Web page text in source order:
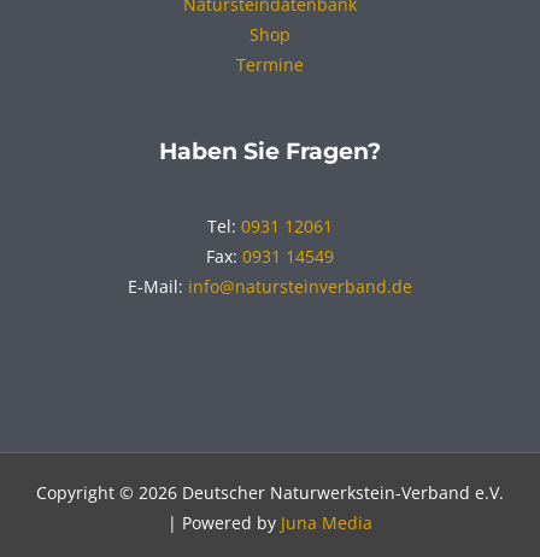
Shop
Termine
Haben Sie Fragen?
Tel: 0931 12061
Fax: 0931 14549
E-Mail: info@natursteinverband.de
Copyright © 2026 Deutscher Naturwerkstein-Verband e.V.
| Powered by Juna Media